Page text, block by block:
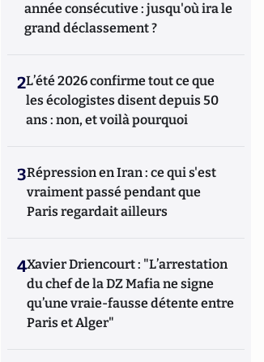
année consécutive : jusqu'où ira le
grand déclassement ?
2L’été 2026 confirme tout ce que
les écologistes disent depuis 50
ans : non, et voilà pourquoi
3Répression en Iran : ce qui s'est
vraiment passé pendant que
Paris regardait ailleurs
4Xavier Driencourt : "L’arrestation
du chef de la DZ Mafia ne signe
qu’une vraie-fausse détente entre
Paris et Alger"